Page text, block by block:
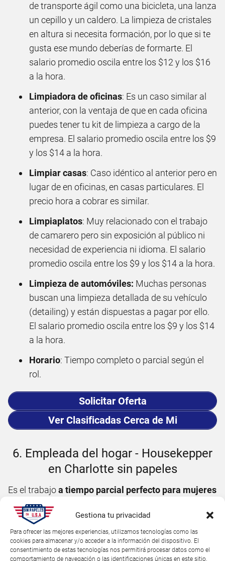
Gestiona tu privacidad
Para ofrecer las mejores experiencias, utilizamos tecnologías como las
cookies para almacenar y/o acceder a la información del dispositivo. El
consentimiento de estas tecnologías nos permitirá procesar datos como el
comportamiento de navegación o las identificaciones únicas en este sitio.
de transporte ágil como una bicicleta, una lanza
un cepillo y un caldero. La limpieza de cristales
en altura si necesita formación, por lo que si te
gusta ese mundo deberías de formarte. El
salario promedio oscila entre los $12 y los $16
a la hora.
Limpiadora de oficinas: Es un caso similar al
anterior, con la ventaja de que en cada oficina
puedes tener tu kit de limpieza a cargo de la
empresa. El salario promedio oscila entre los $9
y los $14 a la hora.
Limpiar casas: Caso idéntico al anterior pero en
lugar de en oficinas, en casas particulares. El
precio hora a cobrar es similar.
Limpiaplatos: Muy relacionado con el trabajo
de camarero pero sin exposición al público ni
necesidad de experiencia ni idioma. El salario
promedio oscila entre los $9 y los $14 a la hora.
Limpieza de automóviles: Muchas personas
buscan una limpieza detallada de su vehículo
(detailing) y están dispuestas a pagar por ello.
El salario promedio oscila entre los $9 y los $14
a la hora.
Horario: Tiempo completo o parcial según el
rol.
Solicitar Oferta
Ver Clasificadas Cerca de Mi
6. Empleada del hogar - Housekepper
en Charlotte sin papeles
Es el trabajoa tiempo parcial perfecto para mujeres
latinas sin papeles
de niños, asistencia en las labores de la casa ( hacer
comidas, planchar, poner lavadoras y limpiar).
A veces suele ofrecerse un "contrato" como interna, lo